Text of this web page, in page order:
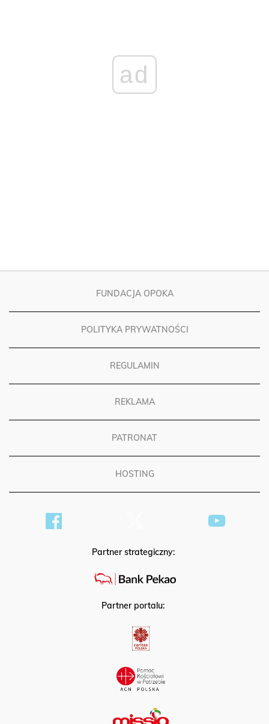
FUNDACJA OPOKA
Partner strategiczny:
Partner portalu: